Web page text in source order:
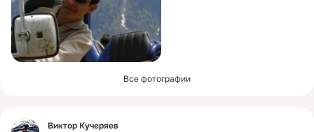
Все фотографии
Фид
Виктор Кучеряев